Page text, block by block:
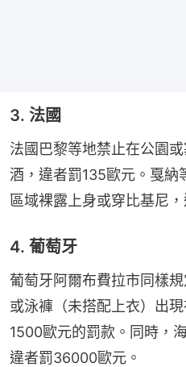
3. 法國
法國巴黎等地禁止在公園
酒，違者罰135歐元。戛納
區域裸露上身或穿比基尼
4. 葡萄牙
葡萄牙阿爾布費拉市同樣
或泳褲（未搭配上衣）出
1500歐元的罰款。同時，
違者罰36000歐元。